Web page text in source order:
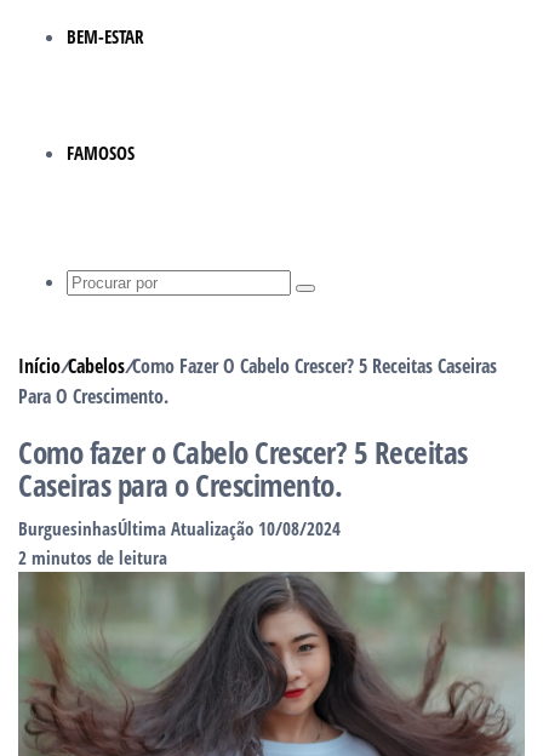
BEM-ESTAR
FAMOSOS
Procurar
Início/Cabelos/Como Fazer O Cabelo Crescer? 5 Receitas Caseiras
Para O Crescimento.
Como fazer o Cabelo Crescer? 5 Receitas
Caseiras para o Crescimento.
BurguesinhasÚltima Atualização 10/08/2024
2 minutos de leitura